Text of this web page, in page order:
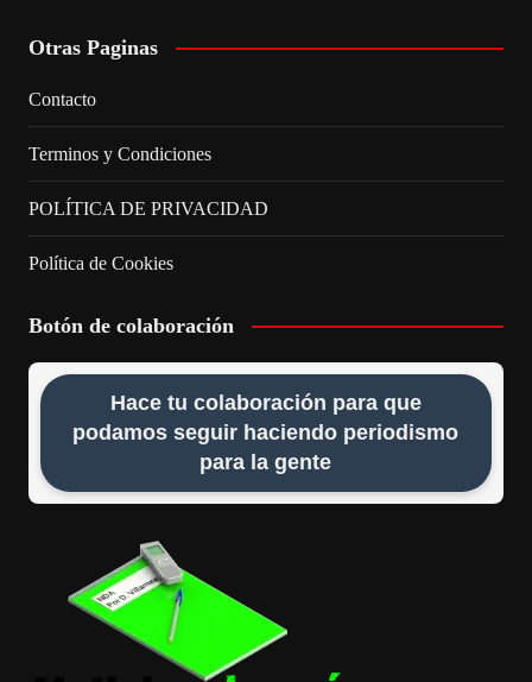
Otras Paginas
Contacto
Terminos y Condiciones
POLÍTICA DE PRIVACIDAD
Política de Cookies
Botón de colaboración
Hace tu colaboración para que
podamos seguir haciendo periodismo
para la gente